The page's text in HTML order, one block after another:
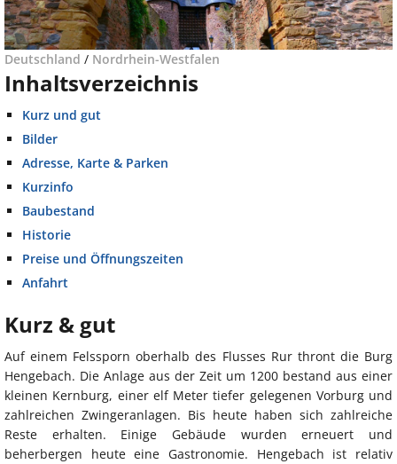
Deutschland / Nordrhein-Westfalen
Inhaltsverzeichnis
Kurz und gut
Bilder
Adresse, Karte & Parken
Kurzinfo
Baubestand
Historie
Preise und Öffnungszeiten
Anfahrt
Kurz & gut
Auf einem Felssporn oberhalb des Flusses Rur thront die Burg
Hengebach. Die Anlage aus der Zeit um 1200 bestand aus einer
kleinen Kernburg, einer elf Meter tiefer gelegenen Vorburg und
zahlreichen Zwingeranlagen. Bis heute haben sich zahlreiche
Reste erhalten. Einige Gebäude wurden erneuert und
beherbergen heute eine Gastronomie. Hengebach ist relativ